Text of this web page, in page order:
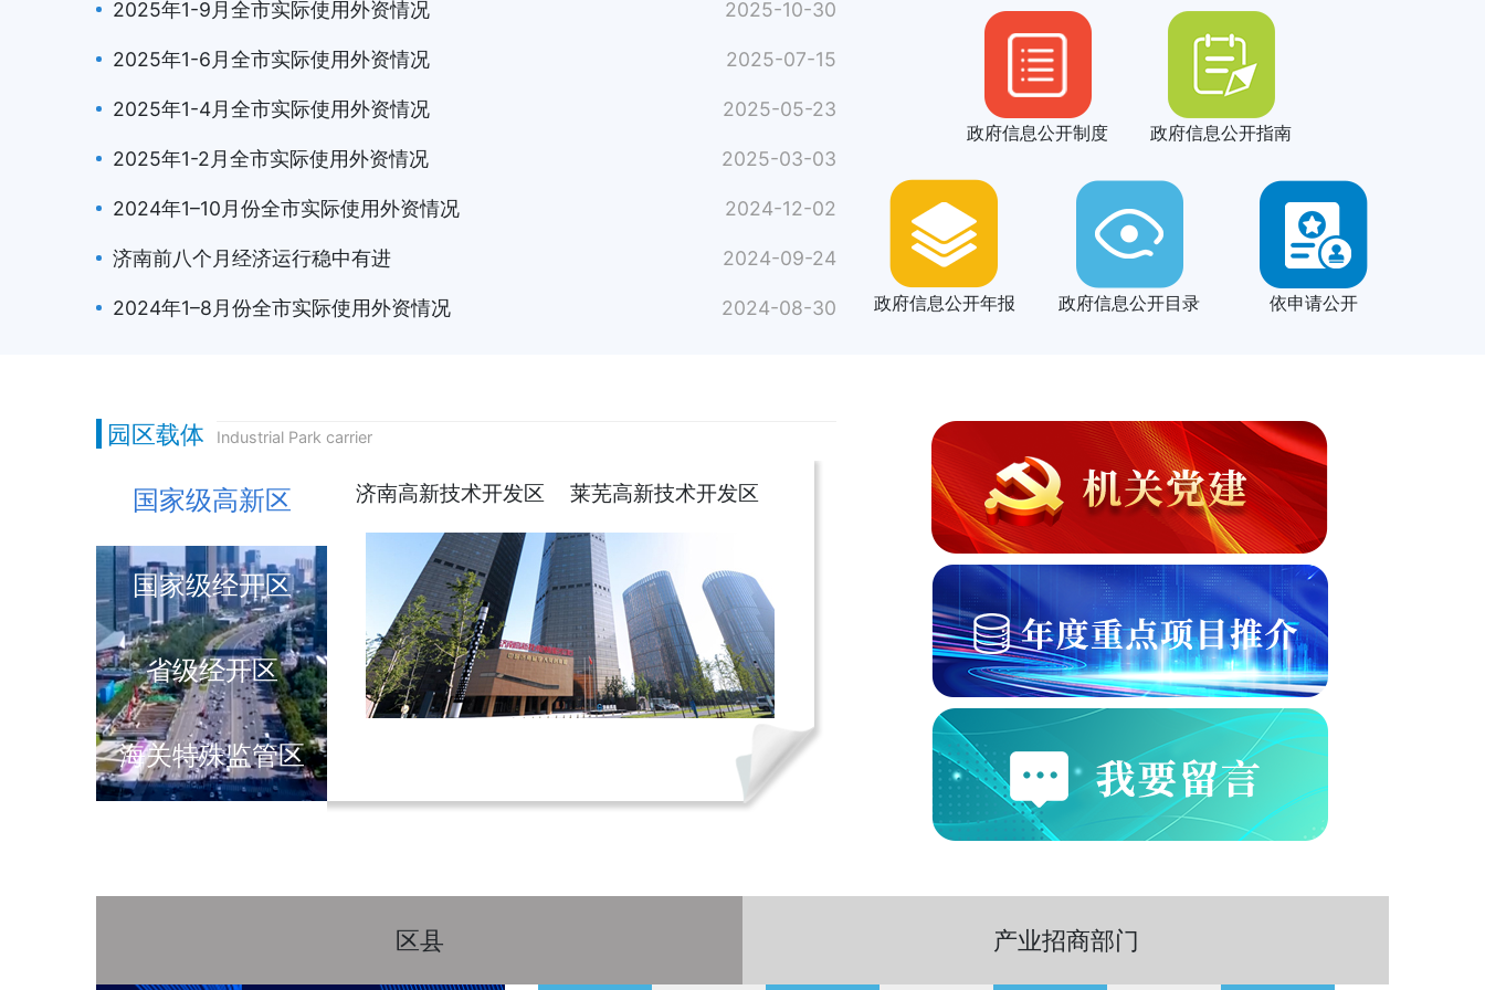
2025年1-9月全市实际使用外资情况 2025-10-30
2025年1-6月全市实际使用外资情况 2025-07-15
2025年1-4月全市实际使用外资情况 2025-05-23
2025年1-2月全市实际使用外资情况 2025-03-03
2024年1–10月份全市实际使用外资情况 2024-12-02
济南前八个月经济运行稳中有进 2024-09-24
2024年1–8月份全市实际使用外资情况 2024-08-30
政府信息公开制度 政府信息公开指南
政府信息公开年报 政府信息公开目录 依申请公开
园区载体 Industrial Park carrier
国家级高新区
国家级经开区
省级经开区
海关特殊监管区
济南高新技术开发区 莱芜高新技术开发区
区县 产业招商部门